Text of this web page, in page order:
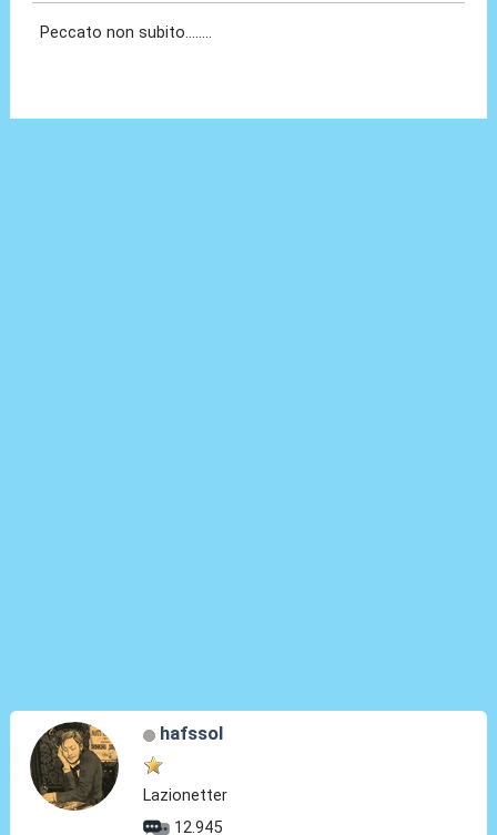
Peccato non subito........
hafssol
Lazionetter
12.945